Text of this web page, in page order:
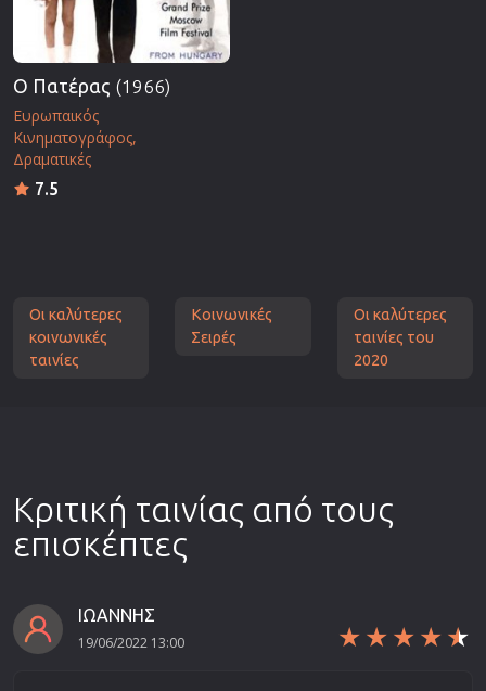
Ο Πατέρας (1966)
Ευρωπαικός
Κινηματογράφος
Δραματικές
7.5
Οι καλύτερες
κοινωνικές
ταινίες
Κοινωνικές
Σειρές
Οι καλύτερες
ταινίες του
2020
Κριτική ταινίας από τους
επισκέπτες
ΙΩΑΝΝΗΣ
19/06/2022 13:00